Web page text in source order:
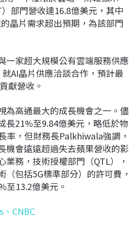
部門營收達16.8億美元，其中
晶片需求超出預期，為該部門
一家超大規模公有雲端服務供應
AI晶片供應洽談合作，預計最
獻營收。
為高通最大的成長機會之一。儘
長21%至9.84億美元，略低於物
率，但財務長Palkhiwala強調，
機會遠遠超過失去蘋果營收的影
業務，技術授權部門（QTL），
（包括5G標準部分）的許可費，
至13.2億美元。
、 CNBC